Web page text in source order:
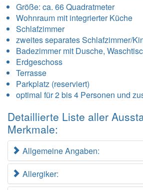
Größe: ca. 66 Quadratmeter
Wohnraum mit integrierter Küche
Schlafzimmer
zweites separates Schlafzimmer/
Badezimmer mit Dusche,
Erdgeschoss
Terrasse
Parkplatz (reserviert)
optimal für 2 bis 4 Personen und
Detaillierte Liste aller
Merkmale:
Allgemeine Angaben:
Allergiker: